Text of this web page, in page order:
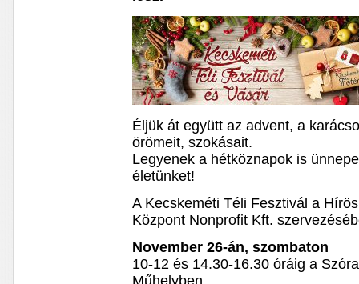
Éljük át együtt az advent, a
örömeit, szokásait.
Legyenek a hétköznapok is
életünket!
A Kecskeméti Téli Fesztivál a
Központ Nonprofit Kft.
November 26-án, szombaton
10-12 és 14.30-16.30 óráig a